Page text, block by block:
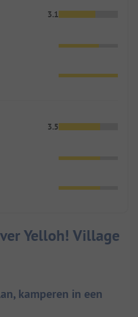
3.1
3.5
Yelloh! Village
kamperen in een